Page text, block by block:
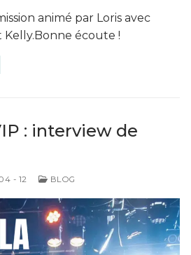
animé par Loris avec
Kelly.Bonne écoute !
: interview de
- 12 BLOG